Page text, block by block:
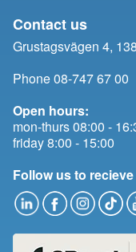
Contact us
Grustagsvägen 4,
Phone 08-747 67 00
Open hours:
mon-thurs 08:00 -
friday 8:00 - 15:00
Follow us to